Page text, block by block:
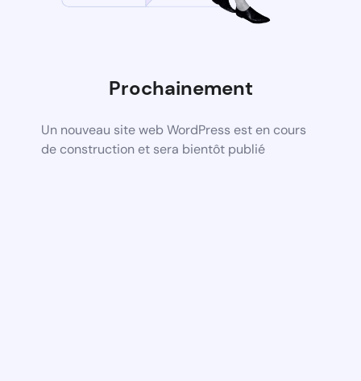
Prochainement
Un nouveau site web WordPress est en cours
de construction et sera bientôt publié